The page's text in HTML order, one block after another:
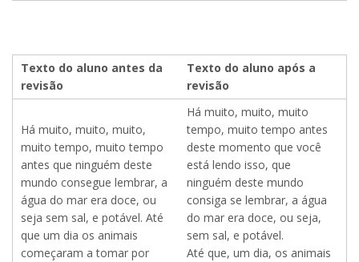
Texto do aluno antes da
revisão
Texto do aluno após a
revisão
Há muito, muito, muito,
muito tempo, muito tempo
antes que ninguém deste
mundo consegue lembrar, a
água do mar era doce, ou
seja sem sal, e potável. Até
que um dia os animais
começaram a tomar por
Há muito, muito, muito
tempo, muito tempo antes
deste momento que você
está lendo isso, que
ninguém deste mundo
consiga se lembrar, a água
do mar era doce, ou seja,
sem sal, e potável.
Até que, um dia, os animais